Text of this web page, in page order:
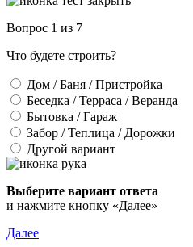
Вопрос 1 из 7
Что будете строить?
Дом / Баня / Пристройка
Беседка / Терраса / Веранда
Бытовка / Гараж
Забор / Теплица / Дорожки
Другой вариант
Выберите вариант ответа
и нажмите кнопку «Далее»
Далее